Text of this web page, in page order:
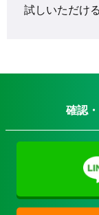
試しいただけ
確認